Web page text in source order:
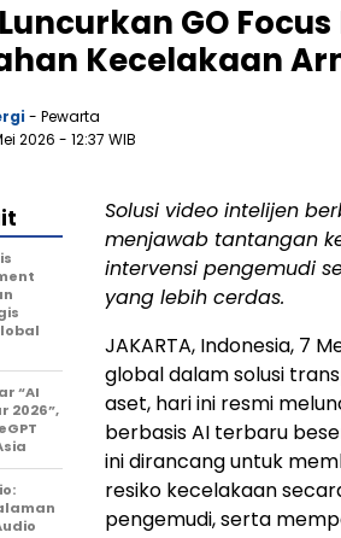
GO
Kecelakaan
- Pewarta
2026 - 12:37 WIB
Solusi video intelijen
menjawab tantangan
intervensi pengemudi
yang lebih cerdas.
JAKARTA, Indonesia, 7
global dalam solusi
aset, hari ini resmi
berbasis AI terbaru
ini dirancang untuk
resiko kecelakaan
pengemudi, serta
“AI
2026”,